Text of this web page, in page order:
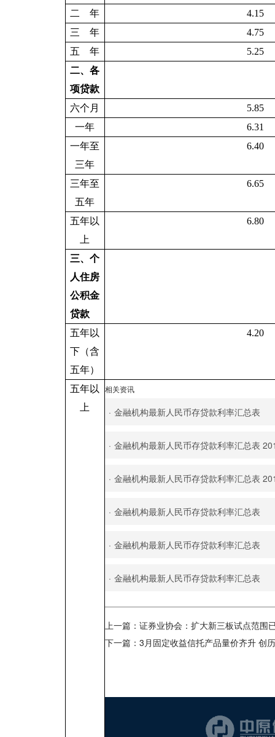
二 年
4.15
三 年
4.75
五 年
5.25
二、各
项贷款
六个月
5.85
一年
6.31
一年至
三年
6.40
三年至
五年
6.65
五年以
上
6.80
三、个
人住房
公积金
贷款
五年以
下（含
五年）
4.20
五年以
上
相关资讯
· 金融机构最新人民币存贷款利率汇总表
· 金融机构最新人民币存贷款利率汇总表
· 金融机构最新人民币存贷款利率汇总表
· 金融机构最新人民币存贷款利率汇总表
· 金融机构最新人民币存贷款利率汇总表
· 金融机构最新人民币存贷款利率汇总表
上一篇： 证券业协会：扩大新三板试点范围
下一篇： 3月固定收益信托产品量价齐升 创